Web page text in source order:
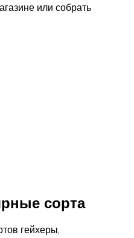
или собрать
сорта
гейхеры,